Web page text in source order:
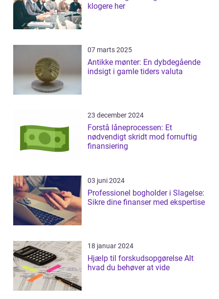
klogere her
07 marts 2025
Antikke mønter: En dybdegående
indsigt i gamle tiders valuta
23 december 2024
Forstå låneprocessen: Et
nødvendigt skridt mod fornuftig
finansiering
03 juni 2024
Professionel bogholder i Slagelse:
Sikre dine finanser med ekspertise
18 januar 2024
Hjælp til forskudsopgørelse Alt
hvad du behøver at vide